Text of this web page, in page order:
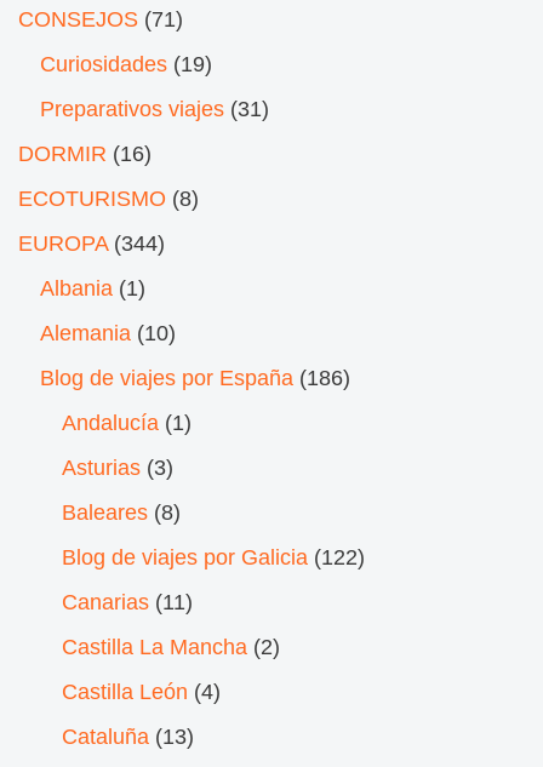
CONSEJOS (71)
Curiosidades (19)
Preparativos viajes (31)
DORMIR (16)
ECOTURISMO (8)
EUROPA(344)
Albania (1)
Alemania (10)
Blog de viajes por España (186)
Andalucía (1)
Asturias (3)
Baleares (8)
Blog de viajes por Galicia (122)
Canarias (11)
Castilla La Mancha (2)
Castilla León (4)
Cataluña (13)